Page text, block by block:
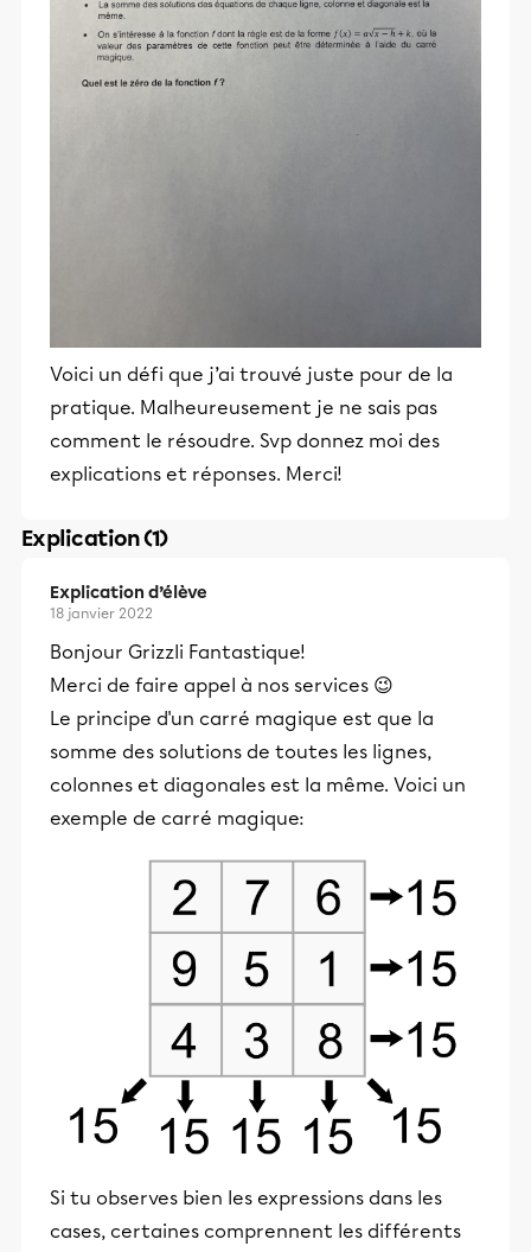
Voici un défi que j’ai trouvé juste pour de la
pratique. Malheureusement je ne sais pas
comment le résoudre. Svp donnez moi des
explications et réponses. Merci!
Explication (1)
Explication d’élève
18 janvier 2022
Bonjour Grizzli Fantastique!
Merci de faire appel à nos services 😉
Le principe d'un carré magique est que la
somme des solutions de toutes les lignes,
colonnes et diagonales est la même. Voici un
exemple de carré magique:
Si tu observes bien les expressions dans les
cases, certaines comprennent les différents